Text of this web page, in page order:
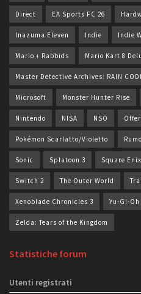
Direct EA Sports FC 26
Inazuma Eleven Indie Indie
Mario + Rabbids Mario Kart 8
Master Detective Archives: RAIN
Microsoft Monster Hunter Rise
Nintendo NISA NSO
Pokémon Scarlatto/Violetto
Sonic Splatoon 3 Square Enix
Switch 2 The Outer World
Xenoblade Chronicles 3 Yu-Gi-Oh
Zelda: Tears of the Kingdom
Statistiche forum
Utenti registrati